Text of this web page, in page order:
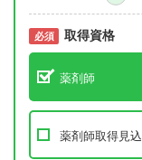
必須 取得資格
薬剤師
薬剤師取得見込